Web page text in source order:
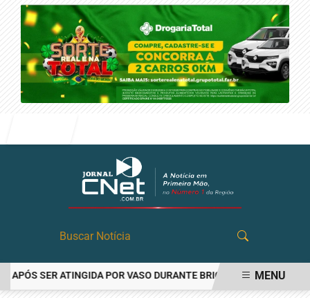
SER ATINGIDA POR VASO DURANTE BRIGA FAMILIAR EMMENU